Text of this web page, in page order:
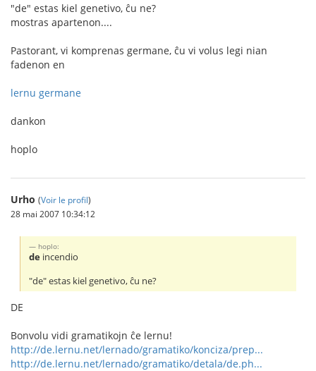
"de" estas kiel genetivo, ĉu ne?
mostras apartenon....
Pastorant, vi komprenas germane, ĉu vi volus legi nian
fadenon en
lernu germane
dankon
hoplo
Urho (Voir le profil)
28 mai 2007 10:34:12
hoplo:
de incendio
"de" estas kiel genetivo, ĉu ne?
DE
Bonvolu vidi gramatikojn ĉe lernu!
http://de.lernu.net/lernado/gramatiko/konciza/prep...
http://de.lernu.net/lernado/gramatiko/detala/de.ph...